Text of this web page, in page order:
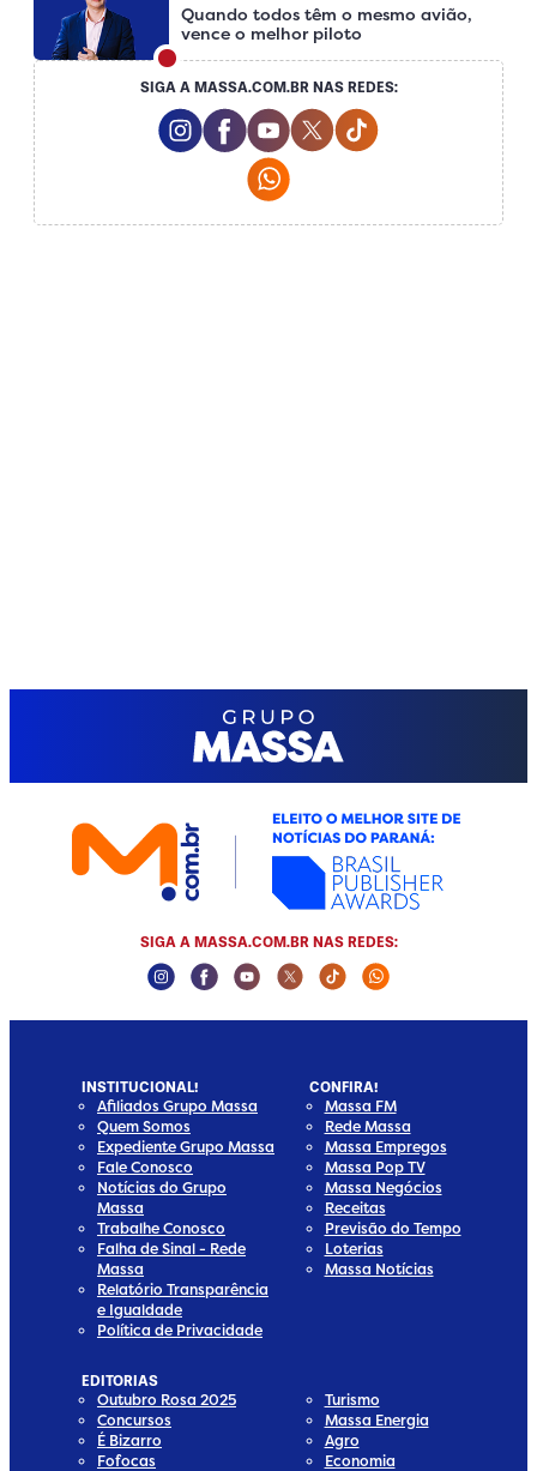
Quando todos têm o mesmo avião,
vence o melhor piloto
SIGA A MASSA.COM.BR NAS REDES:
Instagram Social Media
Facebook Social Media
Youtube Social Media
Twitter Social Media
Tiktok Social
SIGA A MASSA.COM.BR NAS REDES:
Instagram Social Media
Facebook Social Media
Youtube Social Media
Twitter Social Media
Tiktok Social Media
Whatsapp
INSTITUCIONAL!
Afiliados Grupo Massa
Quem Somos
Expediente Grupo Massa
Fale Conosco
Notícias do Grupo
Massa
Trabalhe Conosco
Falha de Sinal - Rede
Massa
Relatório Transparência
e Igualdade
Política de Privacidade
CONFIRA!
Massa FM
Rede Massa
Massa Empregos
Massa Pop TV
Massa Negócios
Receitas
Previsão do Tempo
Loterias
Massa Notícias
EDITORIAS
Outubro Rosa 2025
Concursos
É Bizarro
Fofocas
Turismo
Massa Energia
Agro
Economia